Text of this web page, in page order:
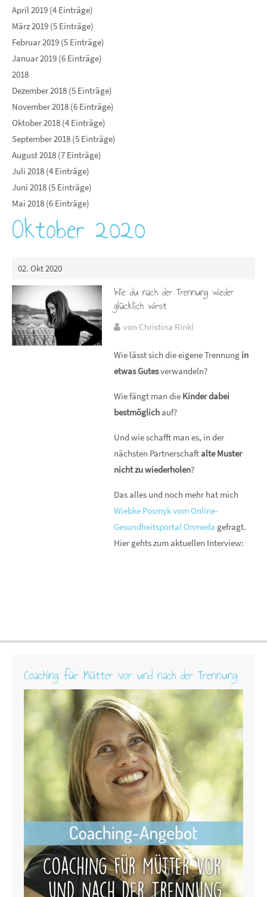
April 2019 (4 Einträge)
März 2019 (5 Einträge)
Februar 2019 (5 Einträge)
Januar 2019 (6 Einträge)
2018
Dezember 2018 (5 Einträge)
November 2018 (6 Einträge)
Oktober 2018 (4 Einträge)
September 2018 (5 Einträge)
August 2018 (7 Einträge)
Juli 2018 (4 Einträge)
Juni 2018 (5 Einträge)
Mai 2018 (6 Einträge)
Oktober 2020
02. Okt 2020
Wie du nach der Trennung wieder
glücklich wirst
von Christina Rinkl
Wie lässt sich die eigene Trennung in
etwas Gutesverwandeln?
Wie fängt man die Kinder dabei
bestmöglichauf?
Und wie schafft man es, in der
nächsten Partnerschaft alte Muster
nicht zu wiederholen?
Das alles und noch mehr hat mich
Wiebke Posmyk vom Online-
Gesundheitsportal Onmeda gefragt.
Hier gehts zum aktuellen Interview:
Coaching für Mütter vor und nach der Trennung